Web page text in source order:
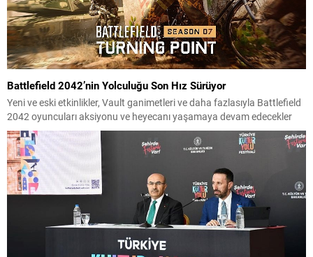
Battlefield 2042’nin Yolculuğu Son Hız Sürüyor
Yeni ve eski etkinlikler, Vault ganimetleri ve daha fazlasıyla Battlefield
2042 oyuncuları aksiyonu ve heyecanı yaşamaya devam edecekler